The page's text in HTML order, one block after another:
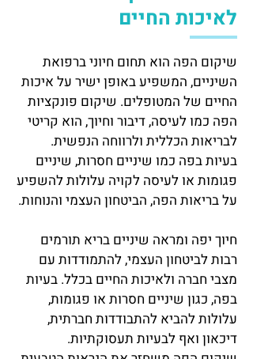
לאיכות החיים
שיקום הפה הוא תחום חיוני ברפואת
השיניים, המשפיע באופן ישיר על איכות
החיים של המטופלים. שיקום פונקציות
הפה כמו לעיסה, דיבור וחיוך, הוא קריטי
לבריאות הכללית ולרווחה הנפשית.
בעיות בפה כמו שיניים חסרות, שיניים
פגומות או לעיסה לקויה עלולות להשפיע
על בריאות הפה, הביטחון העצמי והנוחות.
חיוך יפה ומראה שיניים בריא תורמים
רבות לביטחון העצמי, להתמודדות עם
מצבי חברה ולאיכות החיים בכלל. בעיות
בפה, כגון שיניים חסרות או פגומות,
עלולות להביא להתבודדות חברתית,
דיכאון ואף לבעיות תעסוקתיות.